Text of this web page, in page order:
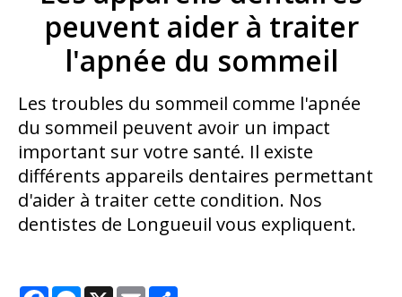
peuvent aider à traiter
l'apnée du sommeil
Les troubles du sommeil comme l'apnée
du sommeil peuvent avoir un impact
important sur votre santé. Il existe
différents appareils dentaires permettant
d'aider à traiter cette condition. Nos
dentistes de Longueuil vous expliquent.
FacebookMessenger
X Email